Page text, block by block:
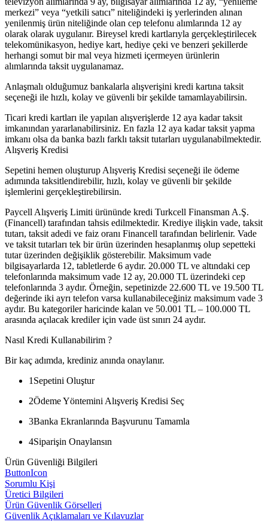
merkezi” veya “yetkili satıcı” niteliğindeki iş yerlerinden alınan
yenilenmiş ürün niteliğinde olan cep telefonu alımlarında 12 ay
olarak olarak uygulanır. Bireysel kredi kartlarıyla gerçekleştirilecek
telekomünikasyon, hediye kart, hediye çeki ve benzeri şekillerde
herhangi somut bir mal veya hizmeti içermeyen ürünlerin
alımlarında taksit uygulanamaz.
Anlaşmalı olduğumuz bankalarla alışverişini kredi kartına taksit
seçeneği ile hızlı, kolay ve güvenli bir şekilde tamamlayabilirsin.
Ticari kredi kartları ile yapılan alışverişlerde 12 aya kadar taksit
imkanından yararlanabilirsiniz. En fazla 12 aya kadar taksit yapma
imkanı olsa da banka bazlı farklı taksit tutarları uygulanabilmektedir.
Alışveriş Kredisi
Sepetini hemen oluşturup Alışveriş Kredisi seçeneği ile ödeme
adımında taksitlendirebilir, hızlı, kolay ve güvenli bir şekilde
işlemlerini gerçekleştirebilirsin.
Paycell Alışveriş Limiti ürününde kredi Turkcell Finansman A.Ş.
(Financell) tarafından tahsis edilmektedir. Krediye ilişkin vade, taksit
tutarı, taksit adedi ve faiz oranı Financell tarafından belirlenir. Vade
ve taksit tutarları tek bir ürün üzerinden hesaplanmış olup sepetteki
tutar üzerinden değişiklik gösterebilir. Maksimum vade
bilgisayarlarda 12, tabletlerde 6 aydır. 20.000 TL ve altındaki cep
telefonlarında maksimum vade 12 ay, 20.000 TL üzerindeki cep
telefonlarında 3 aydır. Örneğin, sepetinizde 22.600 TL ve 19.500 TL
değerinde iki ayrı telefon varsa kullanabileceğiniz maksimum vade 3
aydır. Bu kategoriler haricinde kalan ve 50.001 TL – 100.000 TL
arasında açılacak krediler için vade üst sınırı 24 aydır.
Nasıl Kredi Kullanabilirim ?
Bir kaç adımda, krediniz anında onaylanır.
1 Sepetini Oluştur
2Ödeme Yöntemini Alışveriş Kredisi Seç
3Banka Ekranlarında Başvurunu Tamamla
4Siparişin Onaylansın
Ürün Güvenliği Bilgileri
ButtonIcon
Sorumlu Kişi
Üretici Bilgileri
Ürün Güvenlik Görselleri
Güvenlik Açıklamaları ve Kılavuzlar